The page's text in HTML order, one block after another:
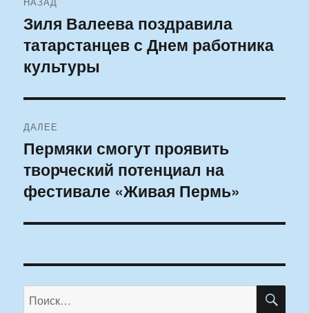
по
записям
Предыдущая
запись:
Зиля Валеева поздравила
татарстанцев с Днем работника
культуры
ДАЛЕЕ
Следующая
запись:
Пермяки смогут проявить
творческий потенциал на
фестивале «Живая Пермь»
Искать: